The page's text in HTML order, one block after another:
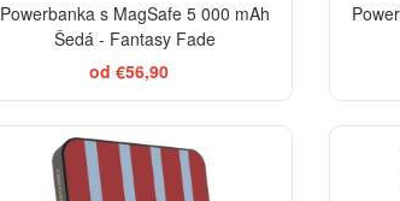
Powerbanka s MagSafe 5 000 mAh
Šedá - Fantasy Fade
od €56,90